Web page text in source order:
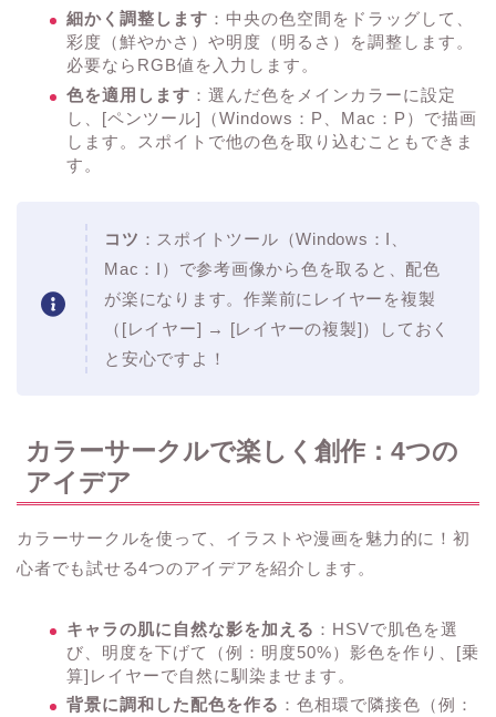
細かく調整します ：中央の色空間をドラッグして、
彩度（鮮やかさ）や明度（明るさ）を調整します。
必要ならRGB値を入力します。
色を適用します ：選んだ色をメインカラーに設定
し、[ペンツール]（Windows：P、Mac：P）で描画
します。スポイトで他の色を取り込むこともできま
す。
コツ ：スポイトツール（Windows：I、
Mac：I）で参考画像から色を取ると、配色
が楽になります。作業前にレイヤーを複製
（[レイヤー] → [レイヤーの複製]）しておく
と安心ですよ！
カラーサークルで楽しく創作：4つの
アイデア
カラーサークルを使って、イラストや漫画を魅力的に！初
心者でも試せる4つのアイデアを紹介します。
キャラの肌に自然な影を加える ：HSVで肌色を選
び、明度を下げて（例：明度50%）影色を作り、[乗
算]レイヤーで自然に馴染ませます。
背景に調和した配色を作る ：色相環で隣接色（例：